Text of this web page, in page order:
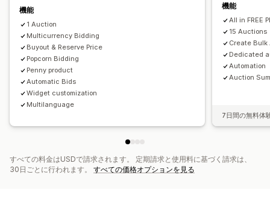
機能
1 Auction
Multicurrency Bidding
Buyout & Reserve Price
Popcorn Bidding
Penny product
Automatic Bids
Widget customization
Multilanguage
機能
All in FREE
15 Auctions
Create
Dedicated
Automation
Auction
7日間の無料体
すべての料金はUSDで請求されます。 定期請求と使用料に基づく請求は、
30日ごとに行われます。 すべての価格オプションを見る